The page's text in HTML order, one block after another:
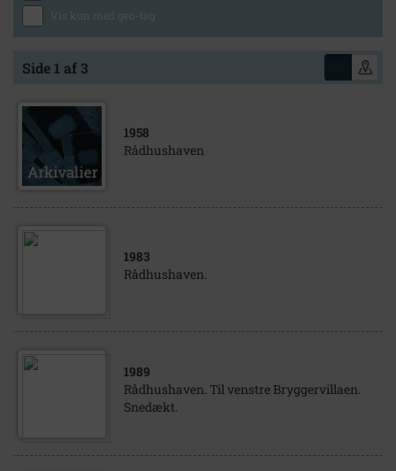
Vis kun med geo-tag
Side 1 af 3
1958
Rådhushaven
1983
Rådhushaven.
1989
Rådhushaven. Til venstre Bryggervillaen.
Snedækt.